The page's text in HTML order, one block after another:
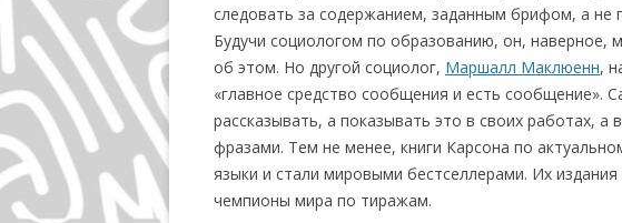
следовать за содержанием, заданным брифом, а не
Будучи социологом по образованию, он, наверное,
об этом. Но другой социолог, Маршалл Маклюенн,
«главное средство сообщения и есть сообщение».
рассказывать, а показывать это в своих работах,
фразами. Тем не менее, книги Карсона по
языки и стали мировыми бестселлерами. Их
чемпионы мира по тиражам.